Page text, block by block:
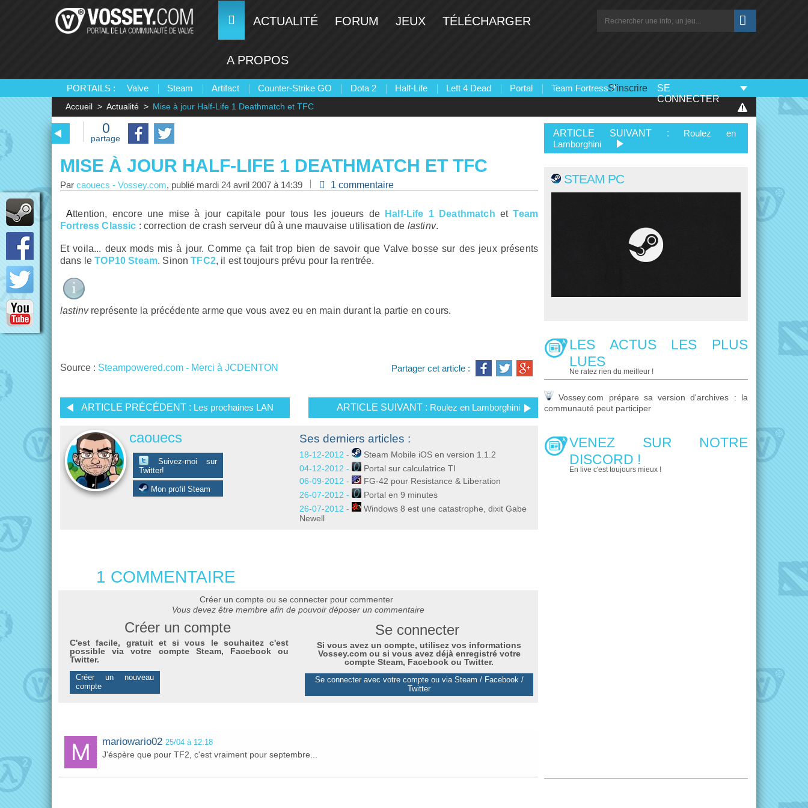
PORTAILS : Valve Steam Artifact Counter-Strike GO Dota 2 Half-Life Left 4 Dead Portal Team Fortress 2
ACTUALITÉ FORUM JEUX TÉLÉCHARGER
A PROPOS
S'inscrire
SE
CONNECTER
Accueil Actualité Mise à jour Half-Life 1 Deathmatch et TFC
0
partage
MISE À JOUR HALF-LIFE 1 DEATHMATCH ET TFC
Par caouecs - Vossey.com, publié mardi 24 avril 2007 à 14:39 1 commentaire
Attention, encore une mise à jour capitale pour tous les joueurs de Half-Life 1 Deathmatch etTeam
Fortress Classic : correction de crash serveur dû à une mauvaise utilisation de lastinv.
Et voila... deux mods mis à jour. Comme ça fait trop bien de savoir que Valve bosse sur des jeux présents
dans leTOP10 Steam. SinonTFC2, il est toujours prévu pour la rentrée.
lastinvreprésente la précédente arme que vous avez eu en main durant la partie en cours.
Source : Steampowered.com - Merci à JCDENTON Partager cet article :
ARTICLE PRÉCÉDENT : Les prochaines LAN ARTICLE SUIVANT : Roulez en Lamborghini
caouecs
Suivez-moi sur
Twitter!
Mon profil Steam
Ses derniers articles :
18-12-2012 -
Steam Mobile iOS en version 1.1.2
04-12-2012 -
Portal sur calculatrice TI
06-09-2012 -
FG-42 pour Resistance & Liberation
26-07-2012 -
Portal en 9 minutes
26-07-2012 -
Windows 8 est une catastrophe, dixit Gabe
Newell
1 COMMENTAIRE
Créer un compte ou se connecter pour commenter
Vous devez être membre afin de pouvoir déposer un commentaire
Créer un compte
C'est facile, gratuit et si vous le souhaitez c'est
possible via votre compte Steam, Facebook ou
Twitter.
Créer un nouveau
compte
Se connecter
Si vous avez un compte, utilisez vos informations
Vossey.com ou si vous avez déjà enregistré votre
compte Steam, Facebook ou Twitter.
Se connecter avec votre compte ou via Steam / Facebook /
Twitter
mariowario02 25/04 à 12:18
J'éspère que pour TF2, c'est vraiment pour septembre...
ARTICLE SUIVANT : Roulez en
Lamborghini
STEAM PC
LES ACTUS LES PLUS
LUES
Ne ratez rien du meilleur !
Vossey.com prépare sa version d'archives : la
communauté peut participer
VENEZ SUR NOTRE
DISCORD !
En live c'est toujours mieux !